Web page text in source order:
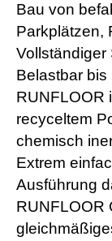
Bau von
Parkplätzen,
Vollständiger
Belastbar bis
RUNFLOOR
recyceltem
chemisch
Extrem
Ausführung
RUNFLOOR